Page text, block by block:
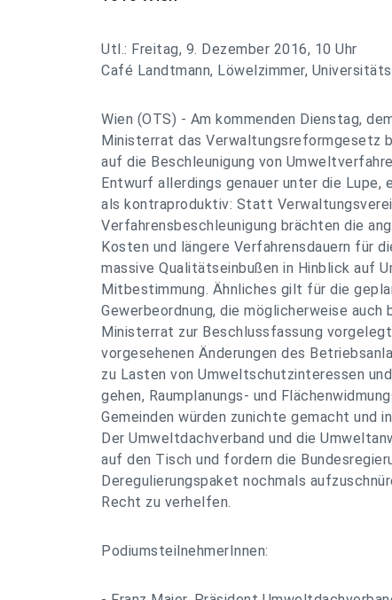
Utl.: Freitag, 9. Dezember 2016, 10 Uhr
Café Landtmann, Löwelzimmer,
Wien (OTS) - Am kommenden Dienstag,
Ministerrat das Verwaltungsreformgesetz
auf die Beschleunigung von
Entwurf allerdings genauer unter die Lupe,
als kontraproduktiv: Statt
Verfahrensbeschleunigung brächten die
Kosten und längere Verfahrensdauern für
massive Qualitätseinbußen in Hinblick auf
Mitbestimmung. Ähnliches gilt für die
Gewerbeordnung, die möglicherweise auch
Ministerrat zur Beschlussfassung
vorgesehenen Änderungen des
zu Lasten von Umweltschutzinteressen
gehen, Raumplanungs- und
Gemeinden würden zunichte gemacht und
Der Umweltdachverband und die
auf den Tisch und fordern die
Deregulierungspaket nochmals
Recht zu verhelfen.
PodiumsteilnehmerInnen: